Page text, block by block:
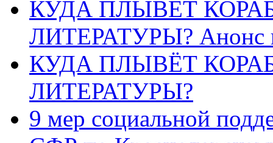
КУДА ПЛЫВЁТ
ЛИТЕРАТУРЫ? Анонс
КУДА ПЛЫВЁТ
ЛИТЕРАТУРЫ?
9 мер социальной